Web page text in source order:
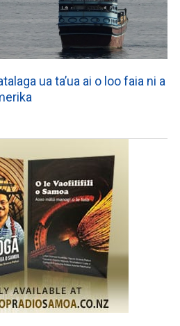
ua ta’ua ai o loo faia ni a